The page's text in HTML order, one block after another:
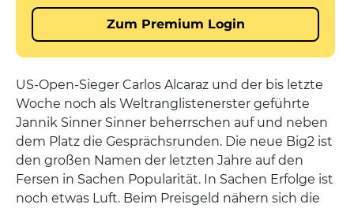
US-Open-Sieger Carlos Alcaraz und der bis letzte
Woche noch als Weltranglistenerster geführte
Jannik Sinner Sinner beherrschen auf und neben
dem Platz die Gesprächsrunden. Die neue Big2 ist
den großen Namen der letzten Jahre auf den
Fersen in Sachen Popularität. In Sachen Erfolge ist
noch etwas Luft. Beim Preisgeld nähern sich die